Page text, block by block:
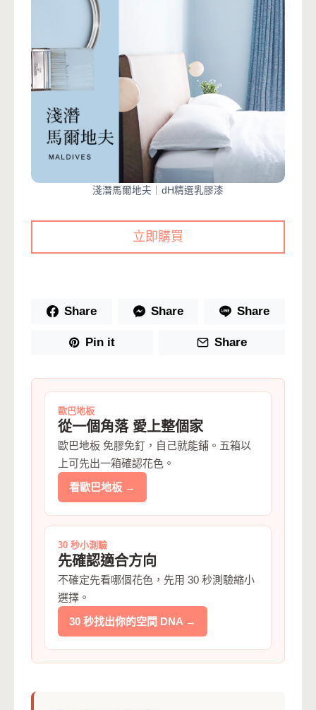
淺潛馬爾地夫｜dH精選乳膠漆
立即購買
Share Share Share
Pin it Share
歐巴地板
從一個角落 愛上整個家
歐巴地板 免膠免釘，自己就能鋪。五箱以
上可先出一箱確認花色。
看歐巴地板 →
30 秒小測驗
先確認適合方向
不確定先看哪個花色，先用 30 秒測驗縮小
選擇。
30 秒找出你的空間 DNA →